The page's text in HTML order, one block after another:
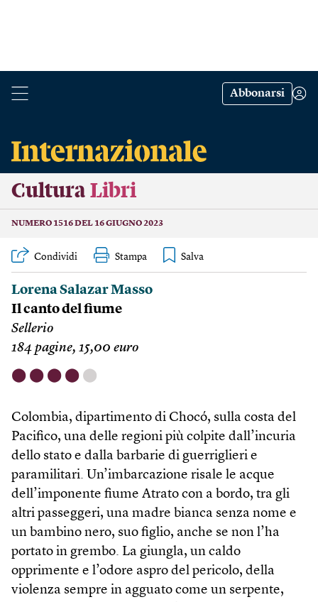
Abbonarsi
Cultura Libri
NUMERO 1516 DEL 16 GIUGNO 2023
Condividi Stampa
Lorena Salazar Masso
Il canto del fiume
Sellerio
184 pagine, 15,00 euro
⬤ ⬤ ⬤ ⬤ ⬤
Colombia, dipartimento di Chocó, sulla costa del
Pacifico, una delle regioni più colpite dall’incuria
dello stato e dalla barbarie di guerriglieri e
paramilitari. Un’imbarcazione risale le acque
dell’imponente fiume Atrato con a bordo, tra gli
altri passeggeri, una madre bianca senza nome e
un bambino nero, suo figlio, anche se non l’ha
portato in grembo. La giungla, un caldo
opprimente e l’odore aspro del pericolo, della
violenza sempre in agguato come un serpente,